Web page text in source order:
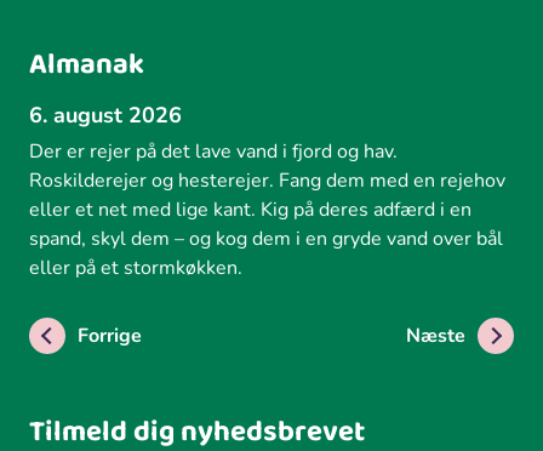
Almanak
6. august 2026
Der er rejer på det lave vand i fjord og hav.
Roskilderejer og hesterejer. Fang dem med en rejehov
eller et net med lige kant. Kig på deres adfærd i en
spand, skyl dem – og kog dem i en gryde vand over bål
eller på et stormkøkken.
Forrige Næste
Tilmeld dig nyhedsbrevet